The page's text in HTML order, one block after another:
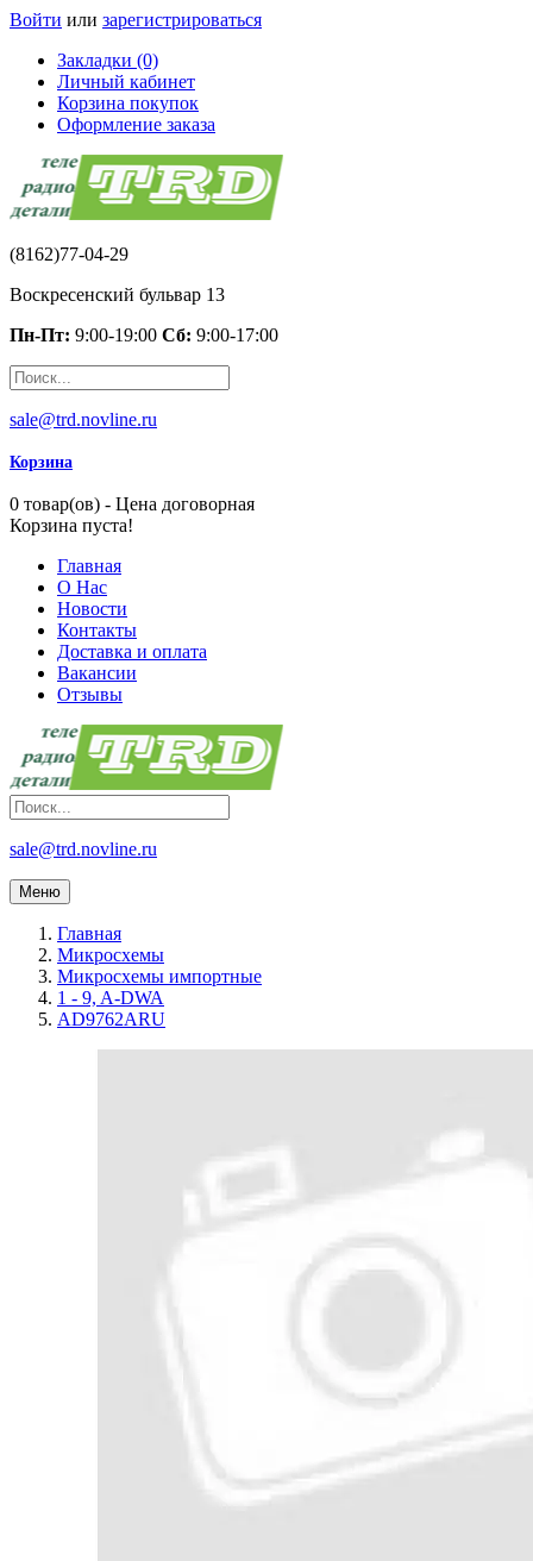
Войти или зарегистрироваться
Закладки (0)
Личный кабинет
Корзина покупок
Оформление заказа
(8162)77-04-29
Воскресенский бульвар 13
Пн-Пт: 9:00-19:00 Сб: 9:00-17:00
sale@trd.novline.ru
Корзина
0 товар(ов) - Цена договорная
Корзина пуста!
Главная
О Нас
Новости
Контакты
Доставка и оплата
Вакансии
Отзывы
sale@trd.novline.ru
Меню
Главная
Микросхемы
Микросхемы импортные
1 - 9, A-DWA
AD9762ARU